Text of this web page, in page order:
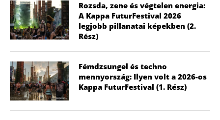
Rozsda, zene és végtelen energia:
A Kappa FuturFestival 2026
legjobb pillanatai képekben (2.
Rész)
Fémdzsungel és techno
mennyország: Ilyen volt a 2026-os
Kappa FuturFestival (1. Rész)